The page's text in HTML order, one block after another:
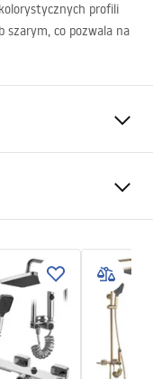
profili
szarym, co pozwala na
8mm
lub posadzce